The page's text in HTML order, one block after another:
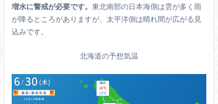
増水に警戒が必要です。 東北南部の日本海側は雲が多く雨
が降るところがありますが、太平洋側は晴れ間が広がる見
込みです。
北海道の予想気温